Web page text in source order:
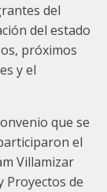
del
del estado
próximos
y el
que se
el
Villamizar
Proyectos de